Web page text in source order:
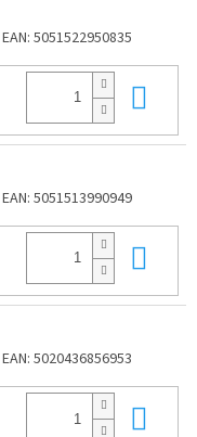
EAN: 5051522950835
EAN: 5051513990949
EAN: 5020436856953